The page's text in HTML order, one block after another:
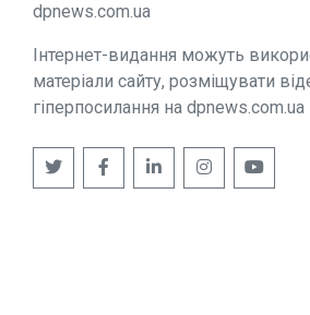
dpnews.com.ua
Інтернет-видання можуть
матеріали сайту, розміщувати
гіперпосилання на dpnews.com.ua